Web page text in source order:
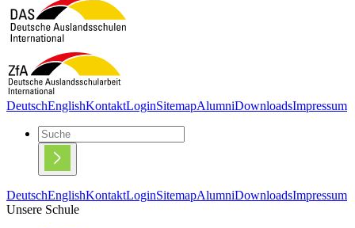
DeutschEnglishKontaktLoginSitemapAlumniDownloadsImpressum
DeutschEnglishKontaktLoginSitemapAlumniDownloadsImpressum
Unsere Schule